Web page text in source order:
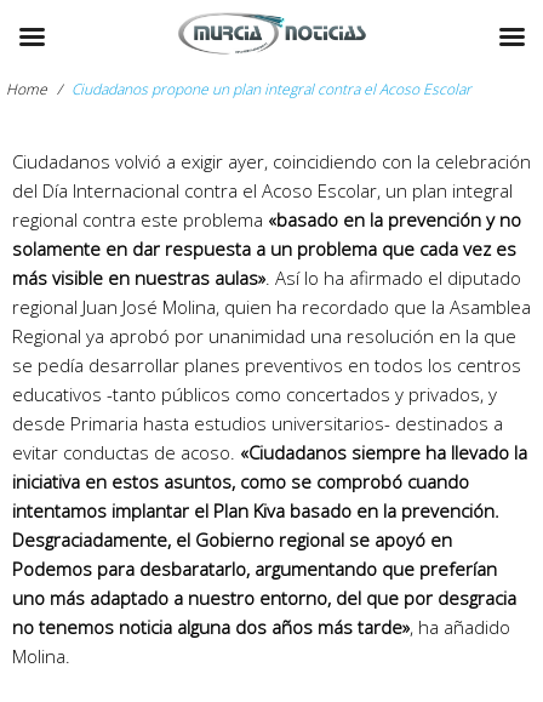
Skip
toHome / Ciudadanos propone un plan integral contra el Acoso Escolar
Ciudadanos
propone
un
plan
integral
contra
el
Acoso
Escolar
Ciudadanos volvió a exigir ayer, coincidiendo con la celebración
del Día Internacional contra el Acoso Escolar, un plan integral
regional contra este problema «basado en la prevención y no
solamente en dar respuesta a un problema que cada vez es
más visible en nuestras aulas». Así lo ha afirmado el diputado
regional Juan José Molina, quien ha recordado que la Asamblea
Regional ya aprobó por unanimidad una resolución en la que
se pedía desarrollar planes preventivos en todos los centros
educativos -tanto públicos como concertados y privados, y
desde Primaria hasta estudios universitarios- destinados a
evitar conductas de acoso. «Ciudadanos siempre ha llevado la
iniciativa en estos asuntos, como se comprobó cuando
intentamos implantar el Plan Kiva basado en la prevención.
Desgraciadamente, el Gobierno regional se apoyó en
Podemos para desbaratarlo, argumentando que preferían
uno más adaptado a nuestro entorno, del que por desgracia
no tenemos noticia alguna dos años más tarde», ha añadido
Molina.